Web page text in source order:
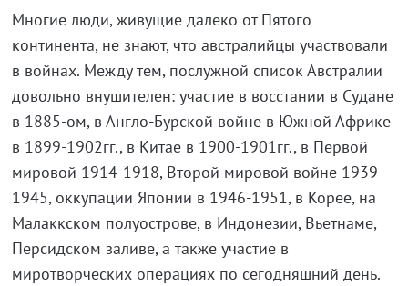
Многие люди, живущие далеко от Пятого
континента, не знают, что австралийцы участвовали
в войнах. Между тем, послужной список Австралии
довольно внушителен: участие в восстании в Судане
в 1885-ом, в Англо-Бурской войне в Южной Африке
в 1899-1902гг., в Китае в 1900-1901гг., в Первой
мировой 1914-1918, Второй мировой войне 1939-
1945, оккупации Японии в 1946-1951, в Корее, на
Малаккском полуострове, в Индонезии, Вьетнаме,
Персидском заливе, а также участие в
миротворческих операциях по сегодняшний день.